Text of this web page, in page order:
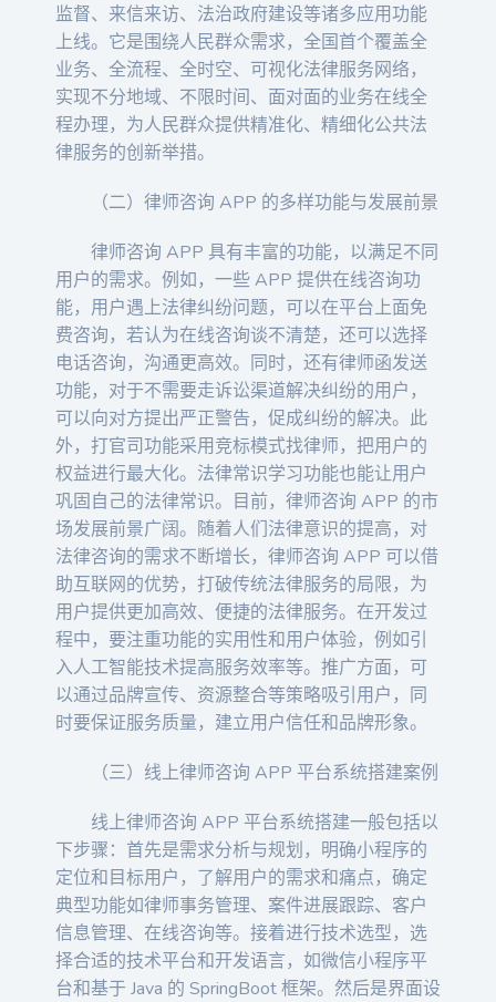
监督、来信来访、法治政府建设等诸多应用功能
上线。它是围绕人民群众需求，全国首个覆盖全
业务、全流程、全时空、可视化法律服务网络，
实现不分地域、不限时间、面对面的业务在线全
程办理，为人民群众提供精准化、精细化公共法
律服务的创新举措。
（二）律师咨询 APP 的多样功能与发展前景
律师咨询 APP 具有丰富的功能，以满足不同
用户的需求。例如，一些 APP 提供在线咨询功
能，用户遇上法律纠纷问题，可以在平台上面免
费咨询，若认为在线咨询谈不清楚，还可以选择
电话咨询，沟通更高效。同时，还有律师函发送
功能，对于不需要走诉讼渠道解决纠纷的用户，
可以向对方提出严正警告，促成纠纷的解决。此
外，打官司功能采用竞标模式找律师，把用户的
权益进行最大化。法律常识学习功能也能让用户
巩固自己的法律常识。目前，律师咨询 APP 的市
场发展前景广阔。随着人们法律意识的提高，对
法律咨询的需求不断增长，律师咨询 APP 可以借
助互联网的优势，打破传统法律服务的局限，为
用户提供更加高效、便捷的法律服务。在开发过
程中，要注重功能的实用性和用户体验，例如引
入人工智能技术提高服务效率等。推广方面，可
以通过品牌宣传、资源整合等策略吸引用户，同
时要保证服务质量，建立用户信任和品牌形象。
（三）线上律师咨询 APP 平台系统搭建案例
线上律师咨询 APP 平台系统搭建一般包括以
下步骤：首先是需求分析与规划，明确小程序的
定位和目标用户，了解用户的需求和痛点，确定
典型功能如律师事务管理、案件进展跟踪、客户
信息管理、在线咨询等。接着进行技术选型，选
择合适的技术平台和开发语言，如微信小程序平
台和基于 Java 的 SpringBoot 框架。然后是界面设